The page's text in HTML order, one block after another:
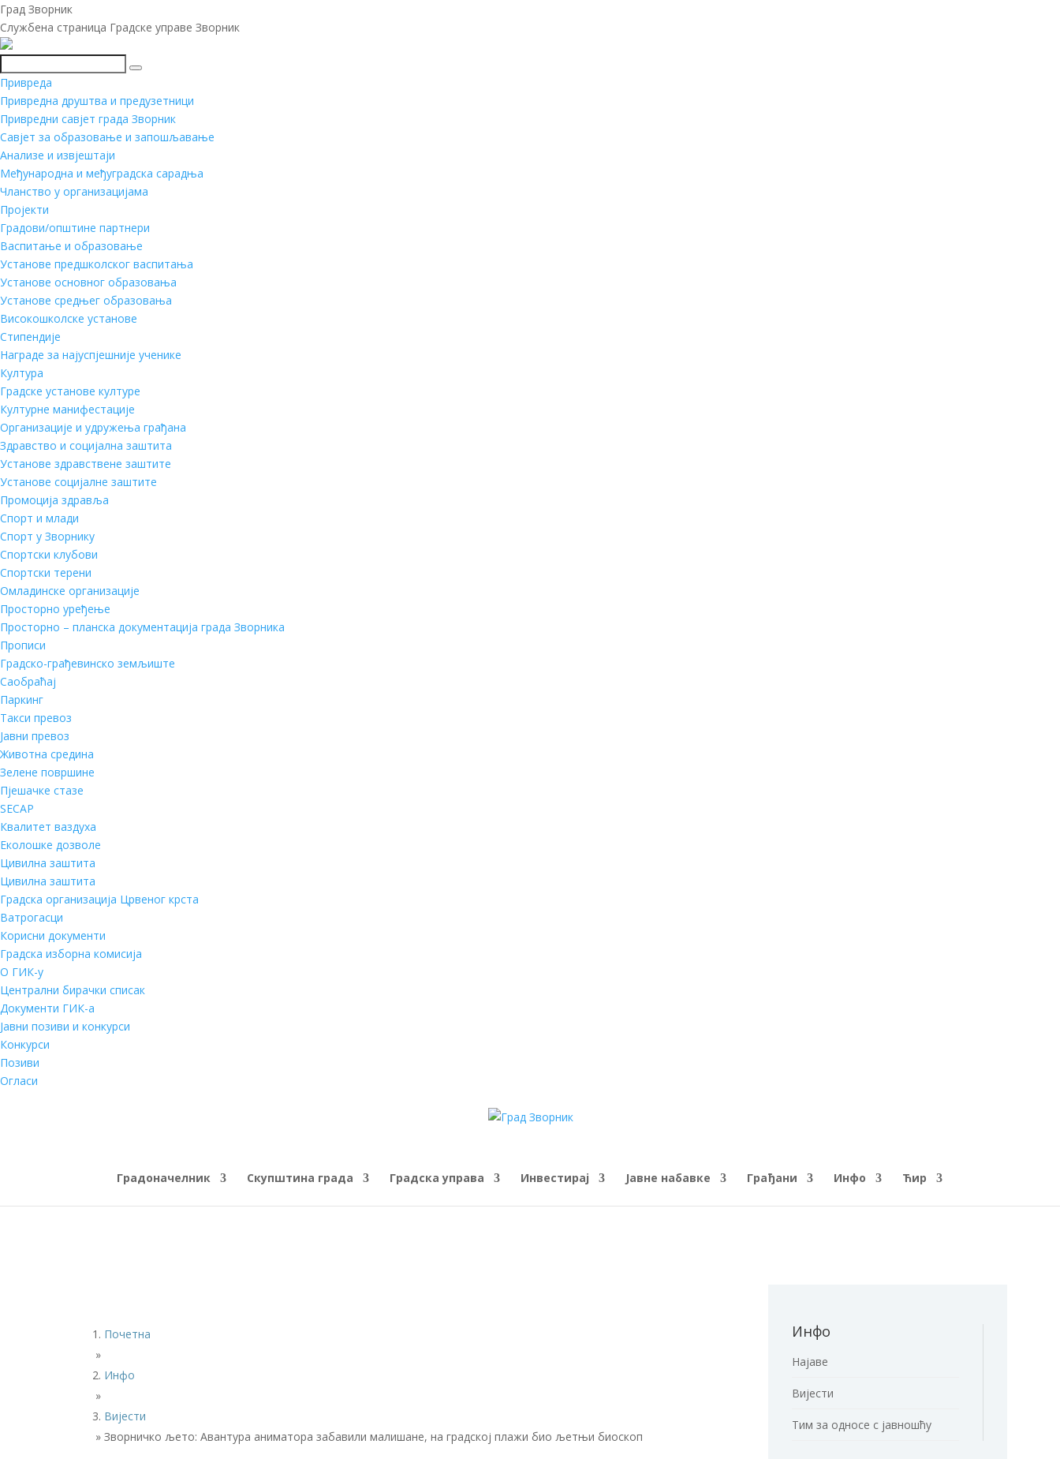
Град Зворник
Службена страница Градске управе Зворник
Претражи
Привреда
Привредна друштва и предузетници
Привредни савјет града Зворник
Савјет за образовање и запошљавање
Анализе и извјештаји
Међународна и међуградска сарадња
Чланство у организацијама
Пројекти
Градови/општине партнери
Васпитање и образовање
Установе предшколског васпитања
Установе основног образовања
Установе средњег образовања
Високошколске установе
Стипендије
Награде за најуспјешније ученике
Култура
Градске установе културе
Културне манифестације
Организације и удружења грађана
Здравство и социјална заштита
Установе здравствене заштите
Установе социјалне заштите
Промоција здравља
Спорт и млади
Спорт у Зворнику
Спортски клубови
Спортски терени
Омладинске организације
Просторно уређење
Просторно – планска документација града Зворника
Прописи
Градско-грађевинско земљиште
Саобраћај
Паркинг
Такси превоз
Јавни превоз
Животна средина
Зелене површине
Пјешачке стазе
SECAP
Квалитет ваздуха
Еколошке дозволе
Цивилна заштита
Цивилна заштита
Градска организација Црвеног крста
Ватрогасци
Корисни документи
Градска изборна комисија
О ГИК-у
Централни бирачки списак
Документи ГИК-а
Јавни позиви и конкурси
Конкурси
Позиви
Огласи
Градоначелник Скупштина града Градска управа Инвестирај Јавне набавке Грађани Инфо Ћир
Почетна
»
Инфо
»
Вијести
»Зворничко љето: Авантура аниматора забавили малишане, на градској плажи био љетњи биоскоп
Инфо
Најаве
Вијести
Тим за односе с јавношћу